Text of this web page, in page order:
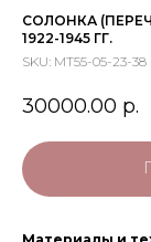
СОЛОНКА
1922-1945 ГГ.
SKU: МТ55-05-23-
30000.00 р.